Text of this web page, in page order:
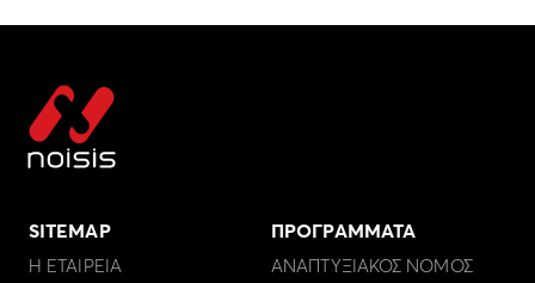
SITEMAP
Η ΕΤΑΙΡΕΙΑ
ΠΡΟΓΡΑΜΜΑΤΑ
ΑΝΑΠΤΥΞΙΑΚΟΣ ΝΟΜΟΣ